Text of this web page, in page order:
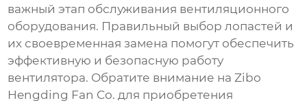
важный этап обслуживания вентиляционного
оборудования. Правильный выборлопастей и
их своевременная замена помогут обеспечить
эффективную и безопасную работу
вентилятора. Обратите внимание наZibo
Hengding Fan Co. для приобретения